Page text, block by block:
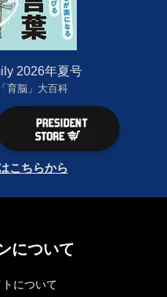
2026年夏号
育脳」大百科
こちらから
について
について